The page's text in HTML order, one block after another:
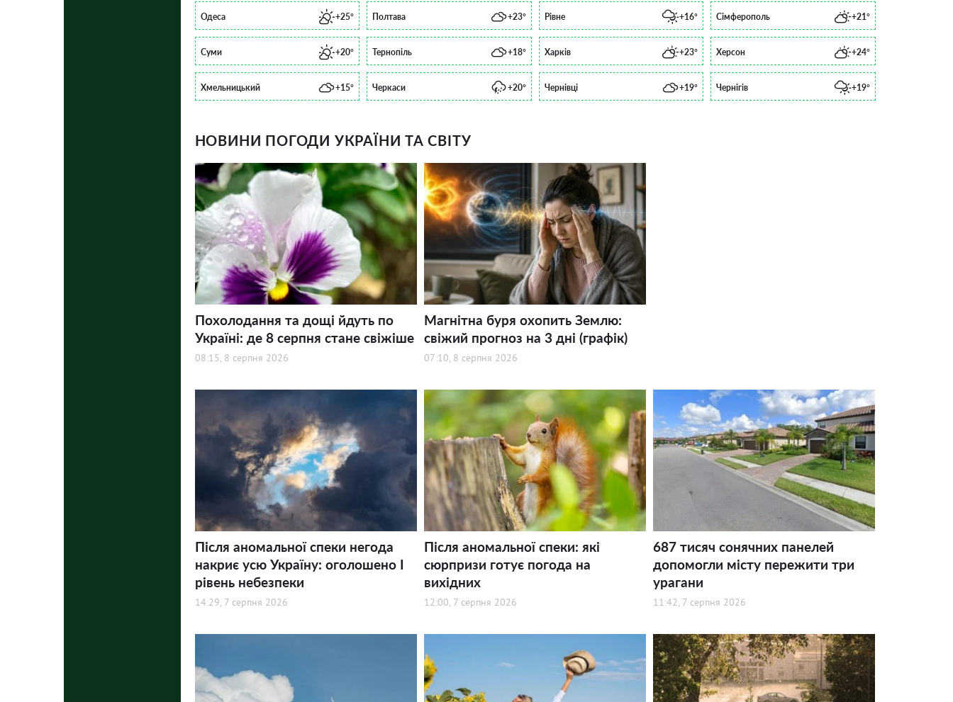
Одеса +25° Полтава +23° Рівне +16° Сімферополь +21°
Суми +20° Тернопіль +18° Харків +23° Херсон +24°
Хмельницький +15° Черкаси +20° Чернівці +19° Чернігів +19°
НОВИНИ ПОГОДИ УКРАЇНИ ТА СВІТУ
Похолодання та дощі йдуть по
Україні: де 8 серпня стане свіжіше
08:15, 8 серпня 2026
Магнітна буря охопить Землю:
свіжий прогноз на 3 дні (графік)
07:10, 8 серпня 2026
Після аномальної спеки негода
накриє усю Україну: оголошено І
рівень небезпеки
14:29, 7 серпня 2026
Після аномальної спеки: які
сюрпризи готує погода на
вихідних
12:00, 7 серпня 2026
687 тисяч сонячних панелей
допомогли місту пережити три
урагани
11:42, 7 серпня 2026